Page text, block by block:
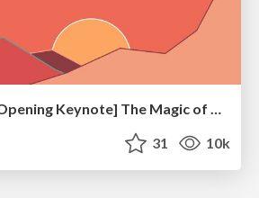
[RailsConf 2023 Opening Keynote] The Magic of Rails
31 10k